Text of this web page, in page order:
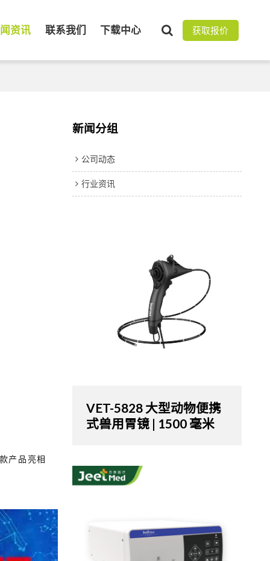
资讯 联系我们 下载中心 获取报价
产品亮相
新闻分组
公司动态
行业资讯
VET-5828 大型动物便携
式兽用胃镜 | 1500 毫米